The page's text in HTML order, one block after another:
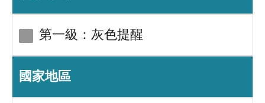
第一級：灰色提醒
國家地區